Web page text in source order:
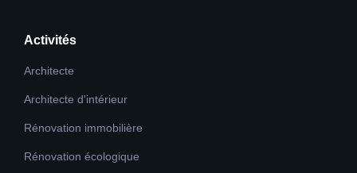
Activités
Architecte
Architecte d'intérieur
Rénovation immobilière
Rénovation écologique